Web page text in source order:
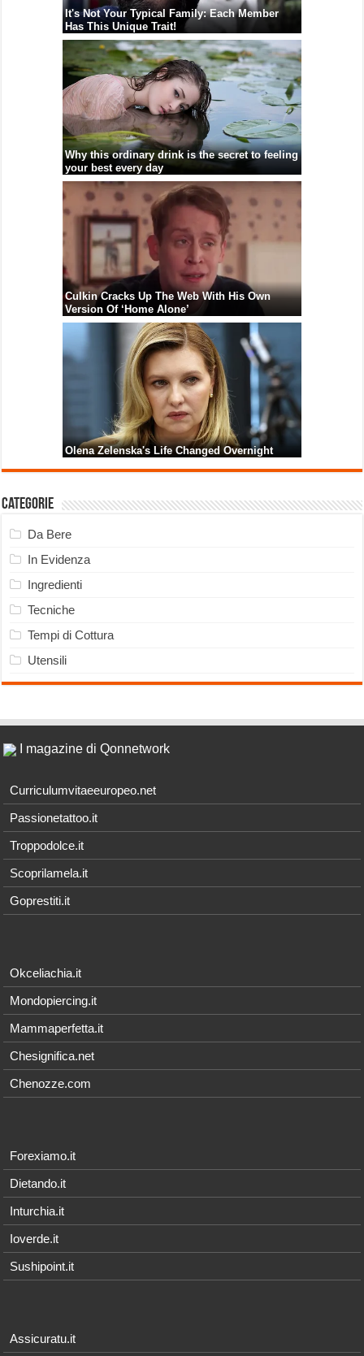
Categorie
Da Bere
In Evidenza
Ingredienti
Tecniche
Tempi di Cottura
Utensili
I magazine di Qonnetwork
Curriculumvitaeeuropeo.net
Passionetattoo.it
Troppodolce.it
Scoprilamela.it
Goprestiti.it
Okceliachia.it
Mondopiercing.it
Mammaperfetta.it
Chesignifica.net
Chenozze.com
Forexiamo.it
Dietando.it
Inturchia.it
Ioverde.it
Sushipoint.it
Assicuratu.it